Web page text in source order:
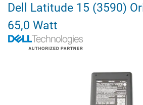
Dell Latitude 15 (3590)
65,0 Watt